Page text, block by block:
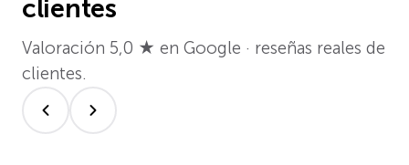
clientes
Valoración 5,0 ★ en Google · reseñas reales de
clientes.